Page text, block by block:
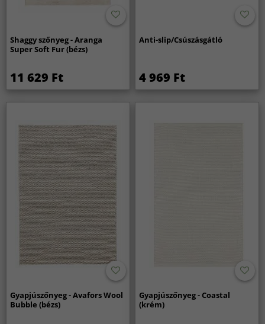
Shaggy szőnyeg - Aranga
Super Soft Fur (bézs)
11 629 Ft
Anti-slip/Csúszásgátló
4 969 Ft
Gyapjúszőnyeg - Avafors Wool
Bubble (bézs)
Gyapjúszőnyeg - Coastal
(krém)